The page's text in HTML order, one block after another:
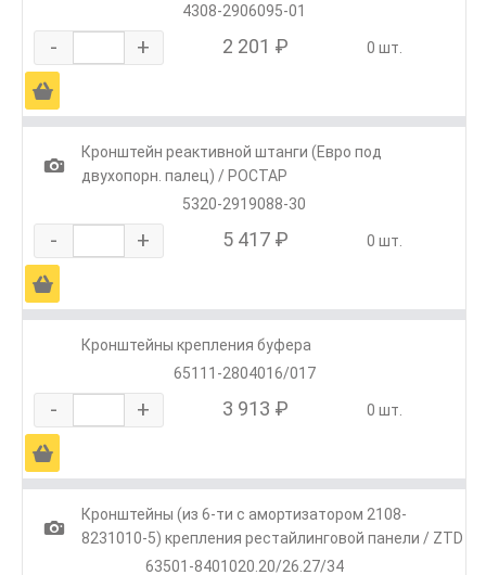
4308-2906095-01
- + 2 201 ₽ 0 шт.
Ä
1
Кронштейн реактивной штанги (Евро под
двухопорн. палец) / РОСТАР
5320-2919088-30
- + 5 417 ₽ 0 шт.
Ä
Кронштейны крепления буфера
65111-2804016/017
- + 3 913 ₽ 0 шт.
Ä
1
Кронштейны (из 6-ти с амортизатором 2108-
8231010-5) крепления рестайлинговой панели / ZTD
63501-8401020.20/26.27/34